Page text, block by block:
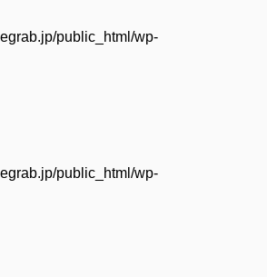
public_html/wp-
public_html/wp-